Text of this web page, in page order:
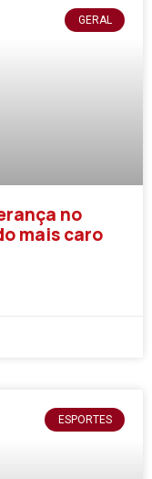
GERAL
no
mais caro
ESPORTES